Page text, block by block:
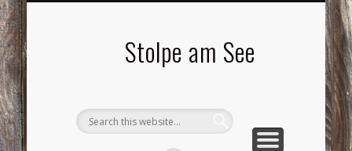
Stolpe am See